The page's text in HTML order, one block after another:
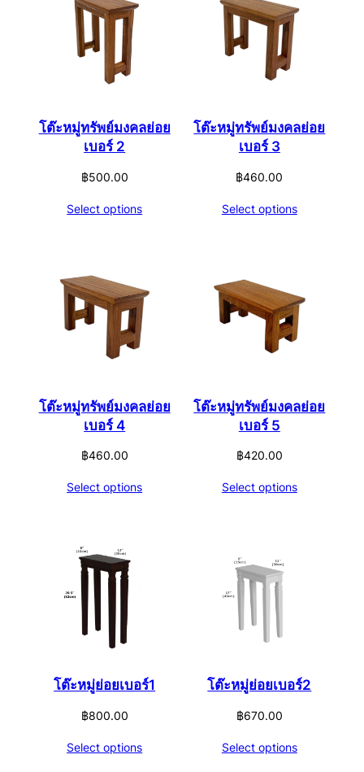
โต๊ะหมู่ทรัพย์มงคลย่อย
เบอร์ 2
฿500.00
Select options
โต๊ะหมู่ทรัพย์มงคลย่อย
เบอร์ 3
฿460.00
Select options
โต๊ะหมู่ทรัพย์มงคลย่อย
เบอร์ 4
฿460.00
Select options
โต๊ะหมู่ทรัพย์มงคลย่อย
เบอร์ 5
฿420.00
Select options
โต๊ะหมู่ย่อยเบอร์1
฿800.00
Select options
โต๊ะหมู่ย่อยเบอร์2
฿670.00
Select options